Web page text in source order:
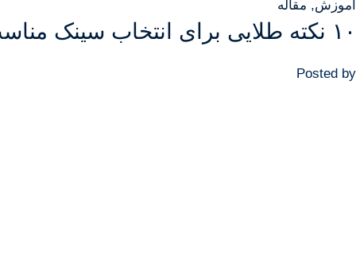
آموزش, مقاله
۱۰ نکته طلایی برای انتخاب سینک مناسب برای آشپزخانه‌های مدرن
Posted by